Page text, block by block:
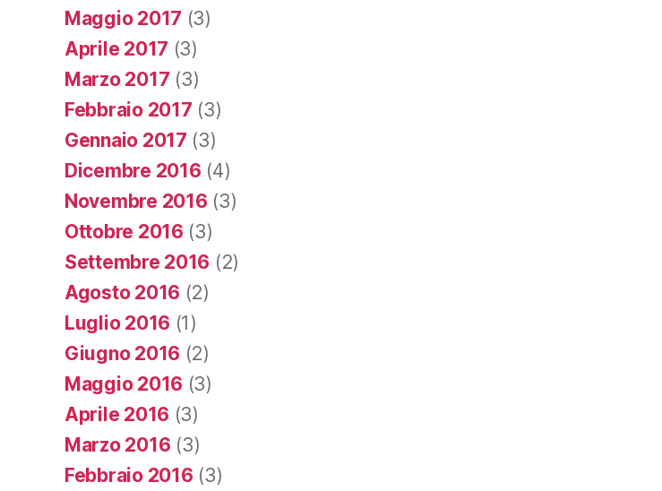
Maggio 2017 (3)
Aprile 2017 (3)
Marzo 2017 (3)
Febbraio 2017 (3)
Gennaio 2017 (3)
Dicembre 2016 (4)
Novembre 2016 (3)
Ottobre 2016 (3)
Settembre 2016 (2)
Agosto 2016 (2)
Luglio 2016 (1)
Giugno 2016 (2)
Maggio 2016 (3)
Aprile 2016 (3)
Marzo 2016 (3)
Febbraio 2016 (3)